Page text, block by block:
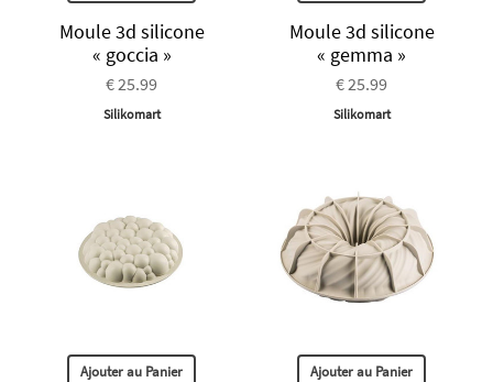
Moule 3d silicone
« goccia »
€ 25.99
Silikomart
Moule 3d silicone
« gemma »
€ 25.99
Silikomart
Ajouter au Panier Ajouter au Panier